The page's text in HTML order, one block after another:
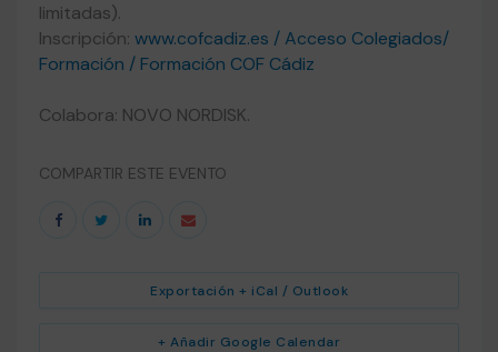
limitadas).
Inscripción: www.cofcadiz.es / Acceso Colegiados/
Formación / Formación COF Cádiz
Colabora: NOVO NORDISK.
COMPARTIR ESTE EVENTO
+ Añadir Google Calendar
Exportación + iCal / Outlook